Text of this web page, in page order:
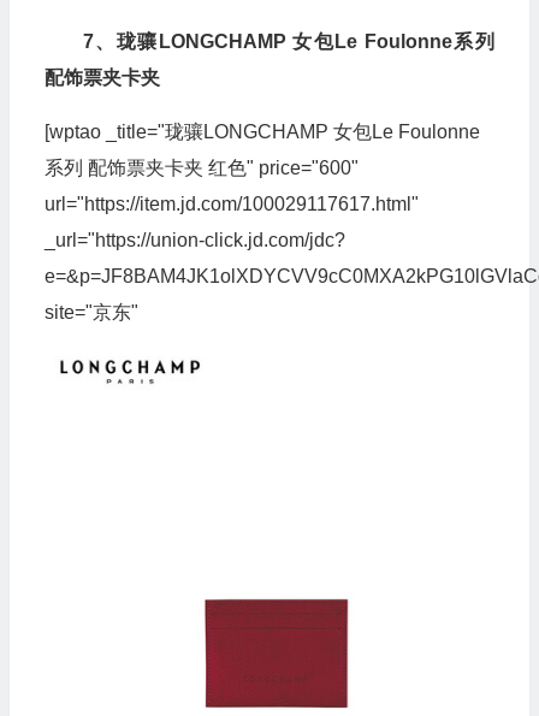
7、珑骧LONGCHAMP 女包Le Foulonne系列
配饰票夹卡夹
[wptao _title="珑骧LONGCHAMP 女包Le Foulonne
系列 配饰票夹卡夹 红色" price="600"
url="https://item.jd.com/100029117617.html"
_url="https://union-click.jd.com/jdc?
site="京东"